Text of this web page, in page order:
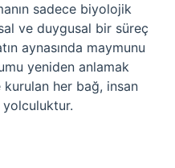
sadece biyolojik
ve duygusal bir süreç
aynasında maymunu
yeniden anlamak
kurulan her bağ, insan
yolculuktur.